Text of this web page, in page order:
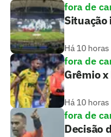
fora de
Situação
Há 10 horas
fora de
Grêmio
Há 10 horas
fora de
Decisão